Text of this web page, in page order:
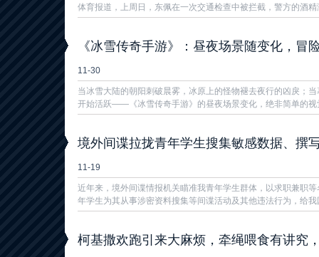
体育报道，上周日，东佩在一次交通检查中被拦截，警方的酒
《冰雪传奇手游》：昼夜场景随变化，冒
11-30
当冰雪大陆的朝阳刺破晨雾，冰原上的怪物褪去夜行的凶戾；
开始活跃——《冰雪传奇手游》的昼夜场景变化，绝非简单的视
境外间谍拉拢青年学生搜集敏感数据、撰
11-19
近年来，境外间谍情报机关瞄准我青年学生群体，以求职兼职
年学生为其从事涉密资料搜集等间谍活动及其他违法行为，给
柯基撒欢跑引来大麻烦，牵绳喂食有讲究